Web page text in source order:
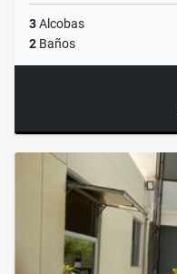
3Alcobas
2 Baños